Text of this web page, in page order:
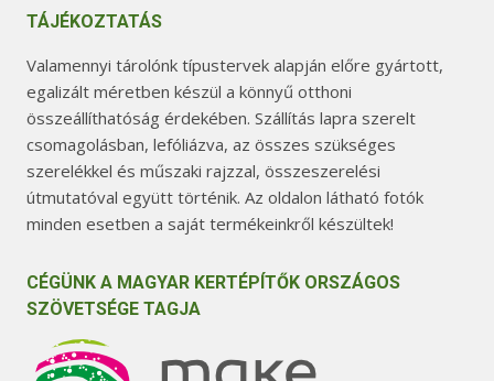
TÁJÉKOZTATÁS
Valamennyi tárolónk típustervek alapján előre gyártott,
egalizált méretben készül a könnyű otthoni
összeállíthatóság érdekében. Szállítás lapra szerelt
csomagolásban, lefóliázva, az összes szükséges
szerelékkel és műszaki rajzzal, összeszerelési
útmutatóval együtt történik. Az oldalon látható fotók
minden esetben a saját termékeinkről készültek!
CÉGÜNK A MAGYAR KERTÉPÍTŐK ORSZÁGOS
SZÖVETSÉGE TAGJA